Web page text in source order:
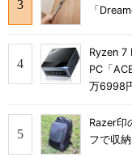
「
Ryzen 7
PC「
万6998
Razer印
フで収